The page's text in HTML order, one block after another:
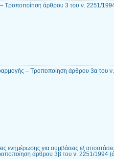
Τροποποίηση άρθρου 3 του ν. 2251/
– Τροποποίηση άρθρου 3α του
ενημέρωσης για συμβάσεις εξ
άρθρου 3β του ν. 2251/1994